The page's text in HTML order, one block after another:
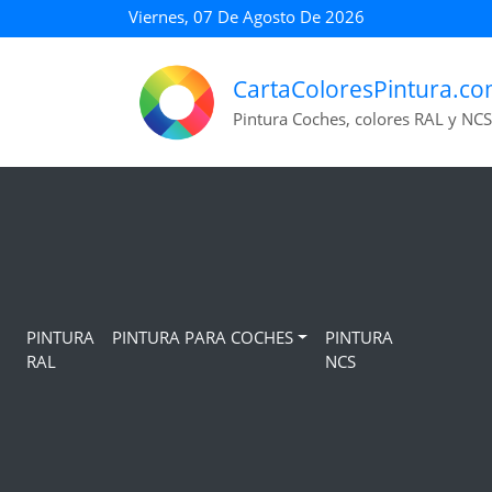
Viernes, 07 De Agosto De 2026
Pintura Coches, colores RAL y NCS
PINTURA
RAL
PINTURA PARA COCHES
PINTURA
NCS